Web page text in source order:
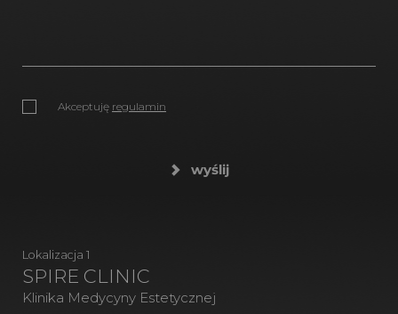
Lokalizacja 1
SPIRE CLINIC
Klinika Medycyny Estetycznej
Akceptuję regulamin
wyślij